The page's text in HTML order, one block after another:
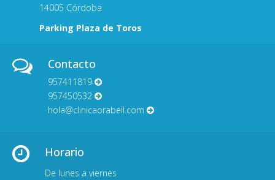
14005 Córdoba
Parking Plaza de Toros
Contacto
957411819
957450532
hola@clinicaorabell.com
Horario
De lunes a viernes